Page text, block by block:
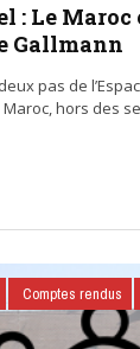
: Le
Gallmann
pas de
Maroc, hors des
Comptes rendus